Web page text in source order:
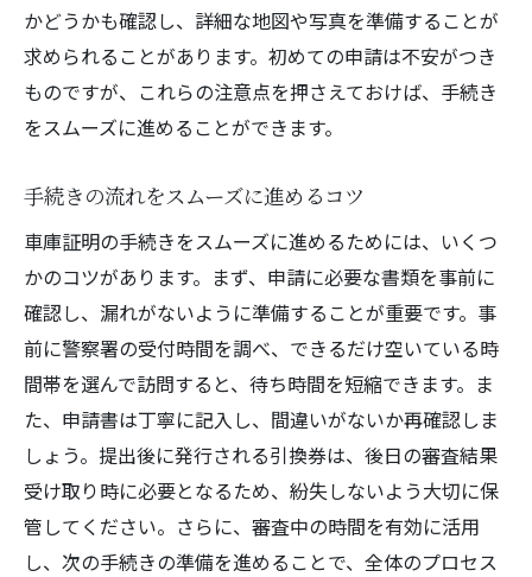
かどうかも確認し、詳細な地図や写真を準備することが
求められることがあります。初めての申請は不安がつき
ものですが、これらの注意点を押さえておけば、手続き
をスムーズに進めることができます。
手続きの流れをスムーズに進めるコツ
車庫証明の手続きをスムーズに進めるためには、いくつ
かのコツがあります。まず、申請に必要な書類を事前に
確認し、漏れがないように準備することが重要です。事
前に警察署の受付時間を調べ、できるだけ空いている時
間帯を選んで訪問すると、待ち時間を短縮できます。ま
た、申請書は丁寧に記入し、間違いがないか再確認しま
しょう。提出後に発行される引換券は、後日の審査結果
受け取り時に必要となるため、紛失しないよう大切に保
管してください。さらに、審査中の時間を有効に活用
し、次の手続きの準備を進めることで、全体のプロセス